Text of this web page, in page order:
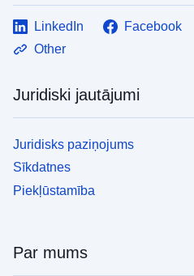
LinkedIn Facebook
Other
Juridiski jautājumi
Juridisks paziņojums
Sīkdatnes
Piekļūstamība
Par mums